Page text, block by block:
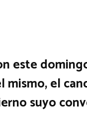
este
mismo, el
suyo